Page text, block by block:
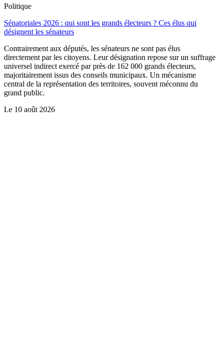
Politique
Sénatoriales 2026 : qui sont les grands électeurs ? Ces élus qui
désignent les sénateurs
Contrairement aux députés, les sénateurs ne sont pas élus
directement par les citoyens. Leur désignation repose sur un suffrage
universel indirect exercé par près de 162 000 grands électeurs,
majoritairement issus des conseils municipaux. Un mécanisme
central de la représentation des territoires, souvent méconnu du
grand public.
Le 10 août 2026